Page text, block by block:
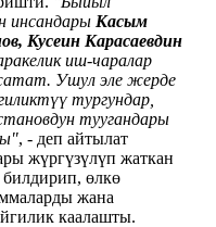
инсандары Касым
Кусеин Карасаевдин
иш-чаралар
Ушул эле жерде
тургундар,
туугандары
, - деп айтылат
жүргүзүлүп жаткан
билдирип, өлкө
жана
каалашты.